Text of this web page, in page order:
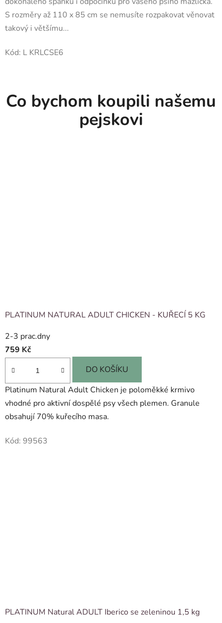
S rozměry až 110 x 85 cm se nemusíte rozpakovat věnovat
takový i většímu...
Kód: L KRLCSE6
Co bychom koupili našemu
pejskovi
PLATINUM NATURAL ADULT CHICKEN - KUŘECÍ 5 KG
2-3 prac.dny
759 Kč
DO KOŠÍKU
Platinum Natural Adult Chicken je poloměkké krmivo
vhodné pro aktivní dospělé psy všech plemen. Granule
obsahují 70% kuřecího masa.
Kód: 99563
PLATINUM Natural ADULT Iberico se zeleninou 1,5 kg